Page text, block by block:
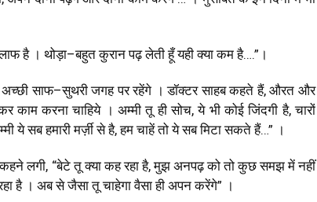
है । थोड़ा–बहुत कुरान पढ़ लेती हूँ यही क्या कम है….”।
साफ–सुथरी जगह पर रहेंगे । डॉक्टर साहब कहते हैं,औरत और
काम करना चाहिये । अम्मी तू ही सोच, ये भी कोई जिंदगी है,चारों
ये सब हमारी मर्ज़ी से है,हम चाहें तो ये सब मिटा सकते हैं…” ।
लगी, “बेटे तू क्या कह रहा है,मुझ अनपढ़ को तो कुछ समझ में नहीं
है । अब से जैसा तू चाहेगा वैसा ही अपन करेंगे” ।